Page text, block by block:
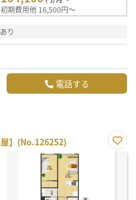
初期費用他 16,500円～
り
電話する
】(No.126252)
お気